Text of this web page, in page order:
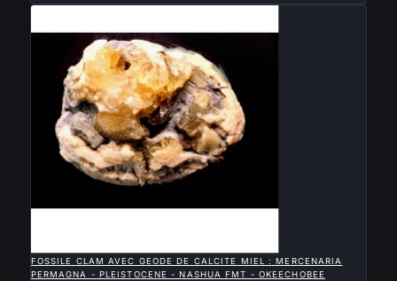
FOSSILE CLAM AVEC GEODE DE CALCITE MIEL : MERCENARIA
PERMAGNA - PLEISTOCENE - NASHUA FMT - OKEECHOBEE